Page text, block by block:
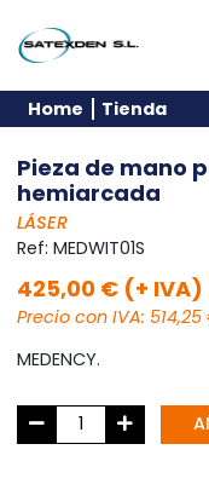
Home Tienda
Pieza de mano
hemiarcada
LÁSER
Ref: MEDWIT01S
425,00 € (+ IVA)
Precio con IVA:
MEDENCY.